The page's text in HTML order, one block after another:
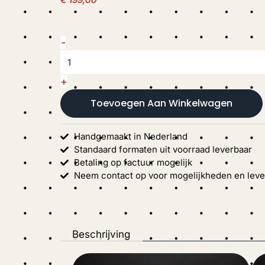
- Truss
180P
aantal
+
Toevoegen Aan Winkelwagen
Handgemaakt in Nederland
Standaard formaten uit voorraad leverbaar
Betaling op factuur mogelijk
Neem contact op voor mogelijkheden en
Beschrijving